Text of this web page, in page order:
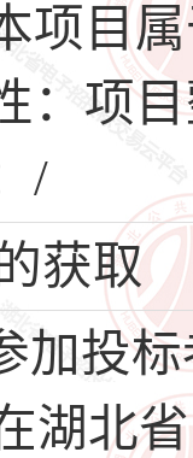
项目
：项
/
获取
加投
湖北